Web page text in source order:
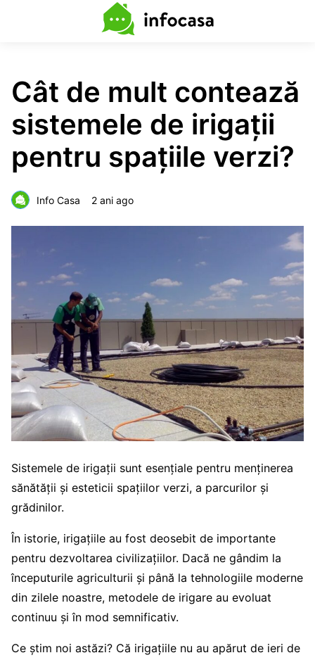
Cât de mult contează
sistemele de irigații
pentru spațiile verzi?
Info Casa 2 ani ago
Sistemele de irigații sunt esențiale pentru menținerea
sănătății și esteticii spațiilor verzi, a parcurilor și
grădinilor.
În istorie, irigațiile au fost deosebit de importante
pentru dezvoltarea civilizațiilor. Dacă ne gândim la
începuturile agriculturii și până la tehnologiile moderne
din zilele noastre, metodele de irigare au evoluat
continuu și în mod semnificativ.
Ce știm noi astăzi? Că irigațiile nu au apărut de ieri de